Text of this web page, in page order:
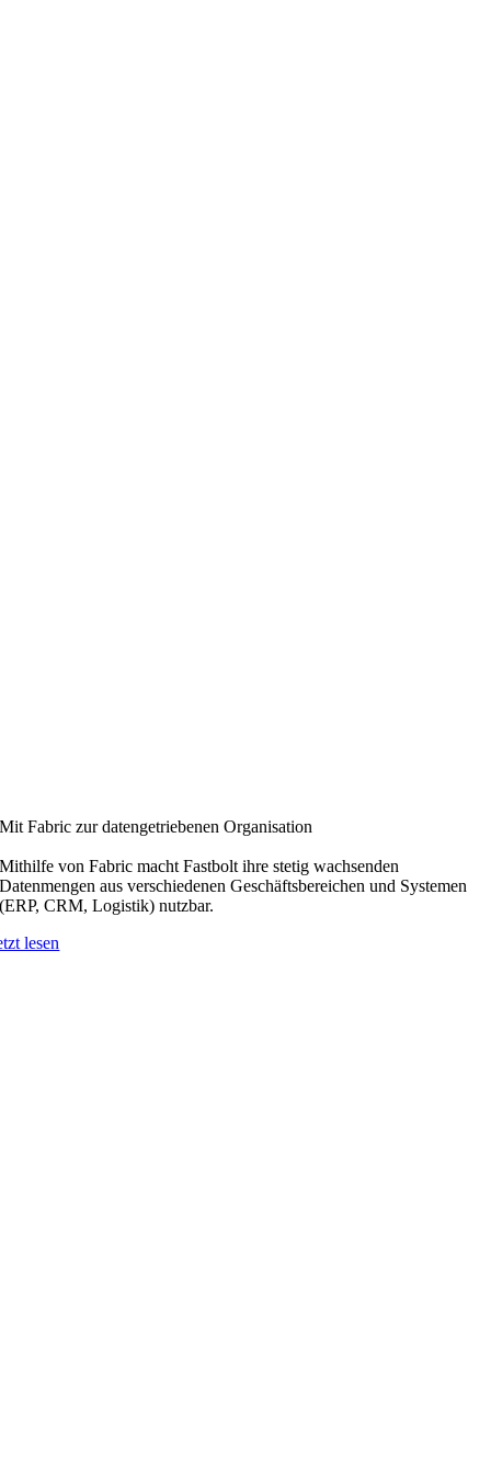
Mit Fabric zur datengetriebenen Organisation
Mithilfe von Fabric macht Fastbolt ihre stetig wachsenden
Datenmengen aus verschiedenen Geschäftsbereichen und Systemen
(ERP, CRM, Logistik) nutzbar.
lesen